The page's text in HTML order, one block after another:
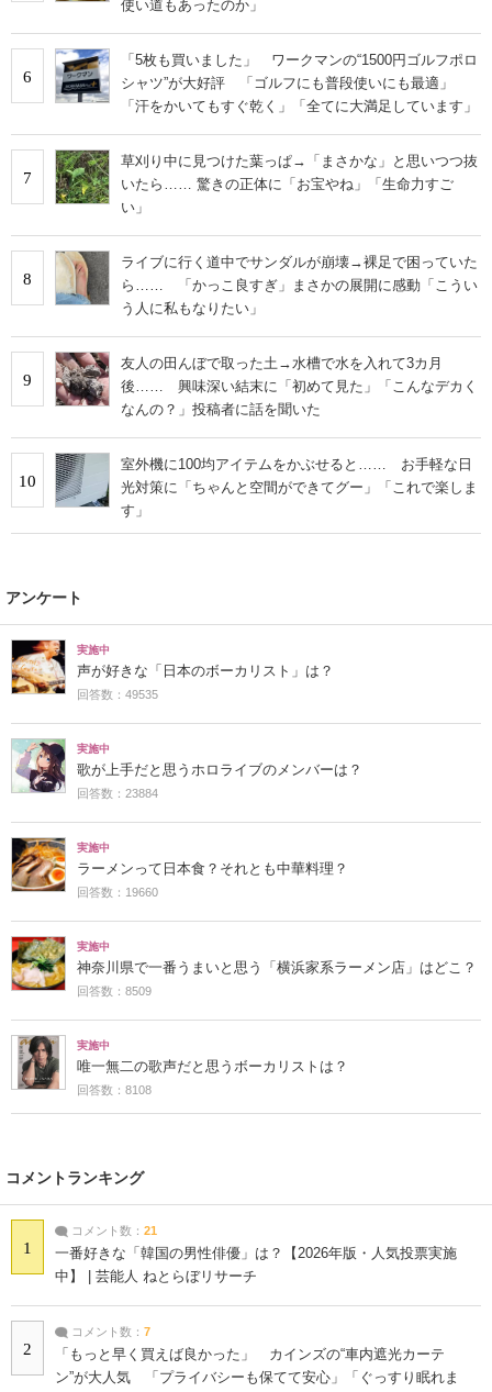
使い道もあったのか」
6
「5枚も買いました」 ワークマンの“1500円ゴルフポロ
シャツ”が大好評 「ゴルフにも普段使いにも最適」
「汗をかいてもすぐ乾く」「全てに大満足しています」
7
草刈り中に見つけた葉っぱ→「まさかな」と思いつつ抜
いたら…… 驚きの正体に「お宝やね」「生命力すご
い」
8
ライブに行く道中でサンダルが崩壊→裸足で困っていた
ら…… 「かっこ良すぎ」まさかの展開に感動「こうい
う人に私もなりたい」
9
友人の田んぼで取った土→水槽で水を入れて3カ月
後…… 興味深い結末に「初めて見た」「こんなデカく
なんの？」投稿者に話を聞いた
10
室外機に100均アイテムをかぶせると…… お手軽な日
光対策に「ちゃんと空間ができてグー」「これで楽しま
す」
アンケート
実施中
声が好きな「日本のボーカリスト」は？
回答数：49535
実施中
歌が上手だと思うホロライブのメンバーは？
回答数：23884
実施中
ラーメンって日本食？それとも中華料理？
回答数：19660
実施中
神奈川県で一番うまいと思う「横浜家系ラーメン店」はどこ？
回答数：8509
実施中
唯一無二の歌声だと思うボーカリストは？
回答数：8108
コメントランキング
1
コメント数： 21
一番好きな「韓国の男性俳優」は？【2026年版・人気投票実施
中】 | 芸能人 ねとらぼリサーチ
2
コメント数： 7
「もっと早く買えば良かった」 カインズの“車内遮光カーテ
ン”が大人気 「プライバシーも保てて安心」「ぐっすり眠れま